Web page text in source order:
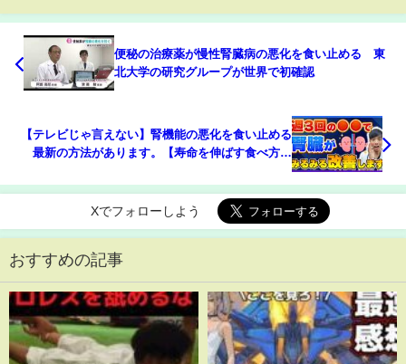
便秘の治療薬が慢性腎臓病の悪化を食い止める 東
北大学の研究グループが世界で初確認
【テレビじゃ言えない】腎機能の悪化を食い止める
最新の方法があります。【寿命を伸ばす食べ方と
Xでフォローしよう
おすすめの記事